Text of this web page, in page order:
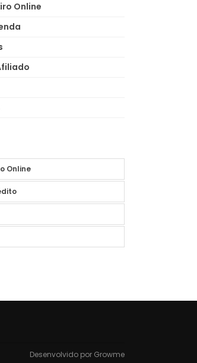
Online
Online
Desenvolvido por Growme